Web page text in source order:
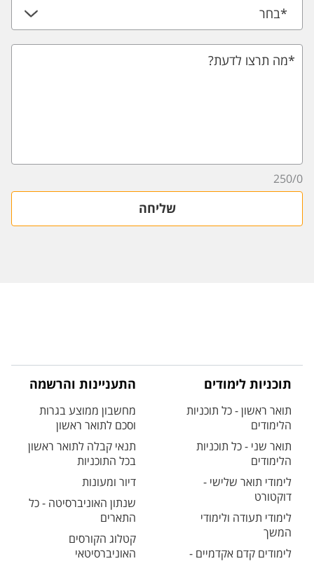
*בחר
*מה תרצו לדעת?
0
/
250
שליחה
תוכניות לימודים
תואר ראשון - כל תוכניות
הלימודים
תואר שני - כל תוכניות
הלימודים
לימודי תואר שלישי -
דוקטורט
לימודי תעודה ולימודי
המשך
לימודים קדם אקדמיים -
התעניינות והרשמה
מחשבון ממוצע בגרות
וסכם לתואר ראשון
תנאי קבלה לתואר ראשון
בכל התוכניות
דיור ומעונות
שנתון האוניברסיטה - כל
התארים
קטלוג הקורסים
האוניברסיטאי